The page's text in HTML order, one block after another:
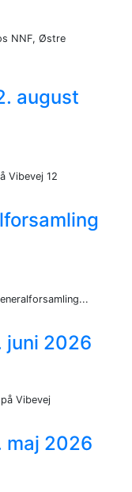
NNF, Østre
august
Vibevej 12
juni 2026
Vibevej
maj 2026